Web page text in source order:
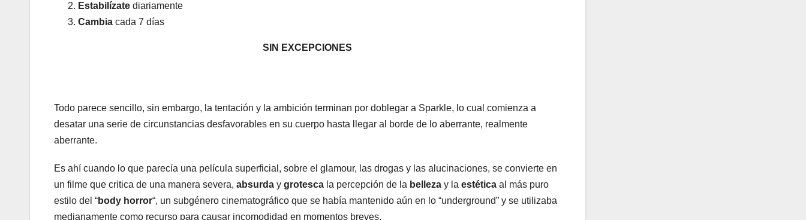
Estabilízate diariamente
Cambia cada 7 días
SIN EXCEPCIONES
Todo parece sencillo, sin embargo, la tentación y la ambición terminan por doblegar a Sparkle, lo cual comienza a
desatar una serie de circunstancias desfavorables en su cuerpo hasta llegar al borde de lo aberrante, realmente
aberrante.
Es ahí cuando lo que parecía una película superficial, sobre el glamour, las drogas y las alucinaciones, se convierte en
un filme que critica de una manera severa, absurda y grotesca la percepción de la belleza y la estética al más puro
estilo del “body horror“, un subgénero cinematográfico que se había mantenido aún en lo “underground” y se utilizaba
medianamente como recurso para causar incomodidad en momentos breves.